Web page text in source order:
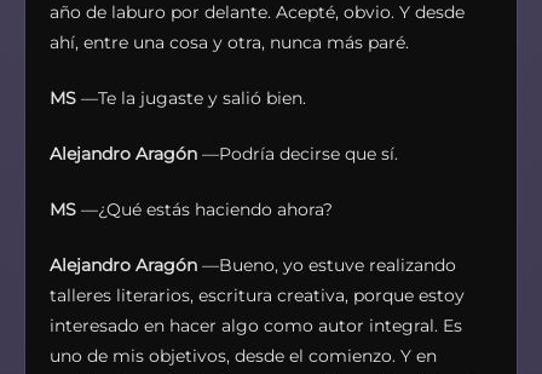
año de laburo por delante. Acepté, obvio. Y desde
ahí, entre una cosa y otra, nunca más paré.
MS —Te la jugaste y salió bien.
Alejandro Aragón —Podría decirse que sí.
MS —¿Qué estás haciendo ahora?
Alejandro Aragón —Bueno, yo estuve realizando
talleres literarios, escritura creativa, porque estoy
interesado en hacer algo como autor integral. Es
uno de mis objetivos, desde el comienzo. Y en